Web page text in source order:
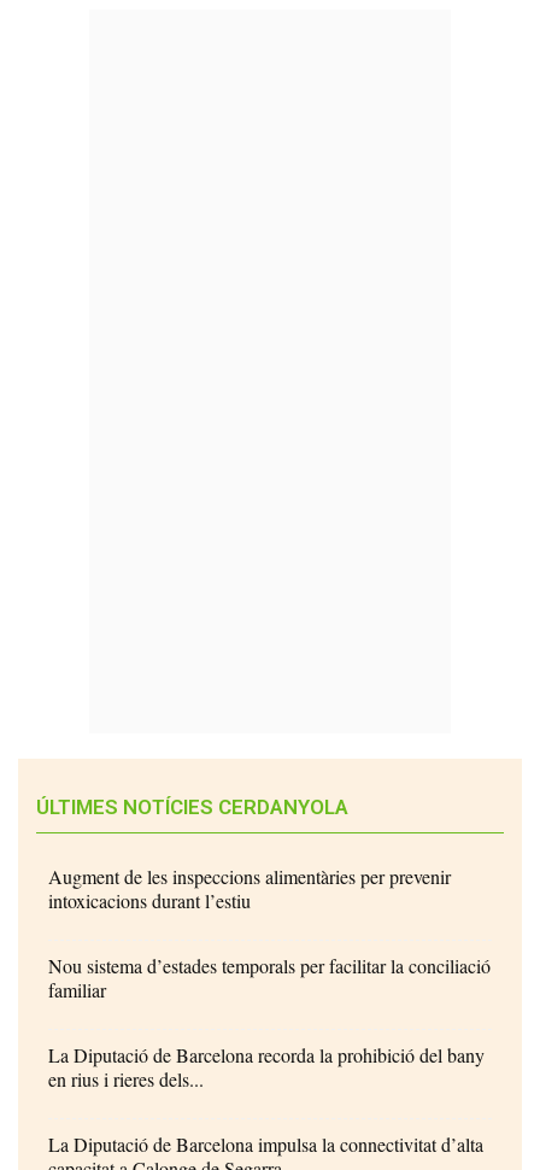
ÚLTIMES NOTÍCIES CERDANYOLA
Augment de les inspeccions alimentàries per prevenir
intoxicacions durant l’estiu
Nou sistema d’estades temporals per facilitar la conciliació
familiar
La Diputació de Barcelona recorda la prohibició del bany
en rius i rieres dels...
La Diputació de Barcelona impulsa la connectivitat d’alta